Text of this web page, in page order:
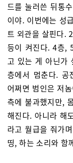
드를 눌러쓴 뒤통
이야. 이번에는 성
트 외관을 살핀다.
등이 켜진다. 4층,
고 있는 게 아닌가
층에서 멈춘다. 공
어쩌면 범인은 저
측에 불과했지만,
해진다. 아니라 해
라고 월급을 줘가
띵, 하는 소리와 함